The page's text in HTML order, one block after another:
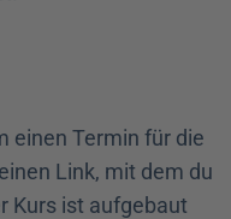
einen Termin für die
Link, mit dem du
Kurs ist aufgebaut